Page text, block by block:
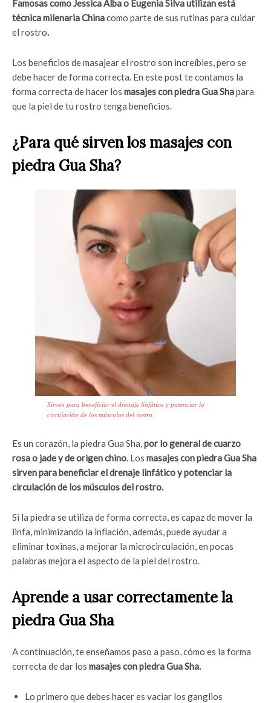
Famosas como Jessica Alba o Eugenia Silva utilizan está
técnica milenaria Chinacomo parte de sus rutinas para cuidar
el rostro.
Los beneficios de masajear el rostro son increíbles, pero se
debe hacer de forma correcta. En este post te contamos la
forma correcta de hacer los masajes con piedra Gua Shapara
que la piel de tu rostro tenga beneficios.
¿Para qué sirven los masajes con
piedra Gua Sha?
Sirven para beneficiar el drenaje linfático y potenciar la
circulación de los músculos del rostro.
Es un corazón, la piedra Gua Sha,por lo general de cuarzo
rosa o jade y de origen chino. Los masajes con piedra Gua Sha
sirven para beneficiar el drenaje linfático y potenciar la
circulación de los músculos del rostro.
Si la piedra se utiliza de forma correcta, es capaz de mover la
linfa, minimizando la inflación, además, puede ayudar a
eliminar toxinas, a mejorar la microcirculación, en pocas
palabras mejora el aspecto de la piel del rostro.
Aprende a usar correctamente la
piedra Gua Sha
A continuación, te enseñamos paso a paso, cómo es la forma
correcta de dar los masajes con piedra Gua Sha.
Lo primero que debes hacer es vaciar los ganglios